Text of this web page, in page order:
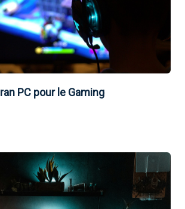
PC pour le Gaming